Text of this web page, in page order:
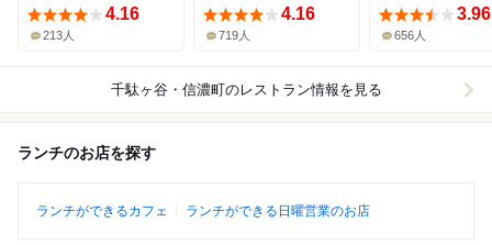
4.16
213人
4.16
719人
3.96
656人
千駄ヶ谷・信濃町のレストラン情報を見る
ランチのお店を探す
ランチができるカフェ ランチができる日曜営業のお店